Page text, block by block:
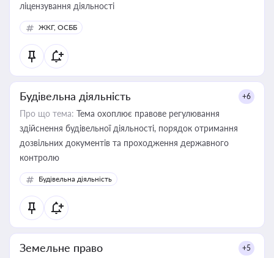
ліцензування діяльності
ЖКГ, ОСББ
Будівельна діяльність +6
Про що тема: Тема охоплює правове регулювання
здійснення будівельної діяльності, порядок отримання
дозвільних документів та проходження державного
контролю
Будівельна діяльність
Земельне право +5